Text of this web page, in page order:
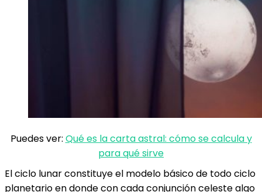
Puedes ver: Qué es la carta astral: cómo se calcula y
para qué sirve
El ciclo lunar constituye el modelo básico de todo ciclo
planetario en donde con cada conjunción celeste algo